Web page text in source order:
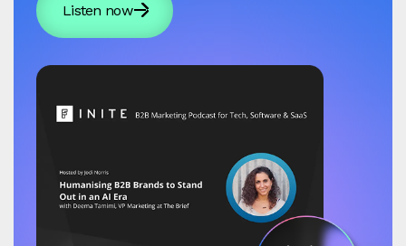
Listen now